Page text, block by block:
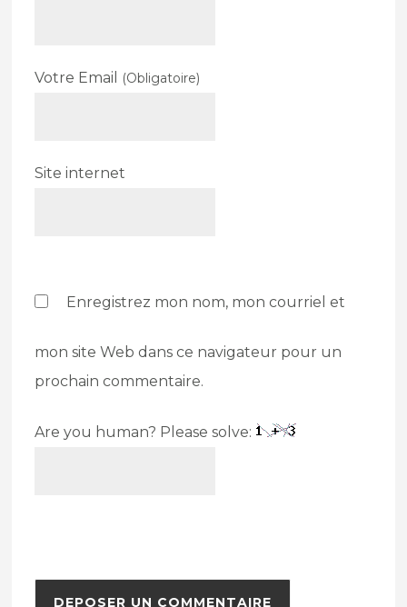
Votre Email (Obligatoire)
Site internet
Enregistrez mon nom, mon courriel et
mon site Web dans ce navigateur pour un
prochain commentaire.
Are you human? Please solve: